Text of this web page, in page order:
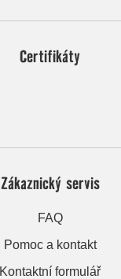
Certifikáty
Zákaznický servis
FAQ
Pomoc a kontakt
Kontaktní formulář